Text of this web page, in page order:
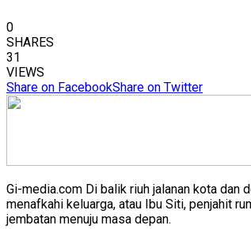
0
SHARES
31
VIEWS
Share on FacebookShare on Twitter
Gi-media.com Di balik riuh jalanan kota dan
menafkahi keluarga, atau Ibu Siti, penjahit
jembatan menuju masa depan.